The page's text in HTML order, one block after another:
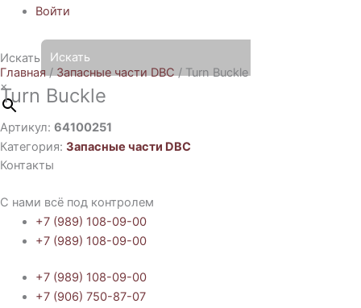
Войти
Искать
×
Главная / Запасные части DBC / Turn Buckle
Turn Buckle
Артикул: 64100251
Категория: Запасные части DBC
Контакты
С нами всё под контролем
+7 (989) 108-09-00
+7 (989) 108-09-00
+7 (989) 108-09-00
+7 (906) 750-87-07